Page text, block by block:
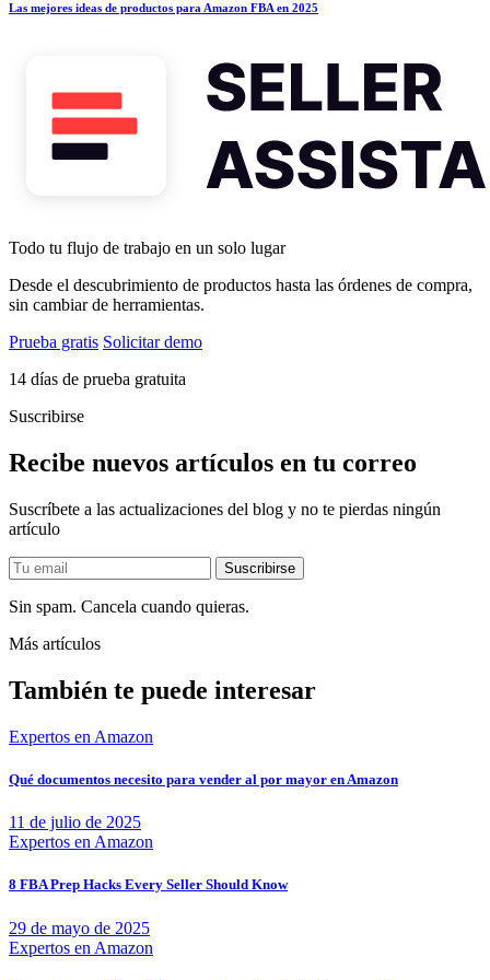
Las mejores ideas de productos para Amazon FBA en 2025
Todo tu flujo de trabajo en un solo lugar
Desde el descubrimiento de productos hasta las órdenes de compra,
sin cambiar de herramientas.
Prueba gratis Solicitar demo
14 días de prueba gratuita
Suscribirse
Recibe nuevos artículos en tu correo
Suscríbete a las actualizaciones del blog y no te pierdas ningún
artículo
Sin spam. Cancela cuando quieras.
Más artículos
También te puede interesar
Expertos en Amazon
Qué documentos necesito para vender al por mayor en Amazon
11 de julio de 2025
Expertos en Amazon
8 FBA Prep Hacks Every Seller Should Know
29 de mayo de 2025
Expertos en Amazon